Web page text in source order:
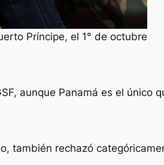
Príncipe, el 1° de octubre
aunque Panamá es el único
también rechazó